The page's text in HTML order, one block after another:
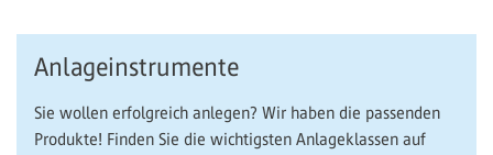
Anlageinstrumente
Sie wollen erfolgreich anlegen? Wir haben die passenden
Produkte! Finden Sie die wichtigsten Anlageklassen auf